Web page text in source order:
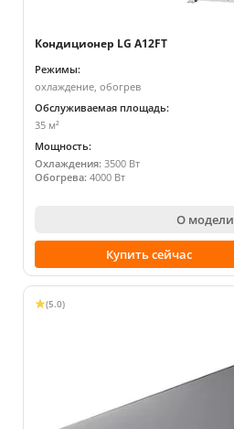
Кондиционер LG A12FT
Режимы:
охлаждение, обогрев
Обслуживаемая площадь:
35 м²
Мощность:
Охлаждения: 3500 Вт
Обогрева: 4000 Вт
О модели
Купить сейчас
(5.0)